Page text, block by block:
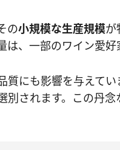
の小規模な生産規模が
は、一部のワイン愛
質にも影響を与えて
別されます。この丹